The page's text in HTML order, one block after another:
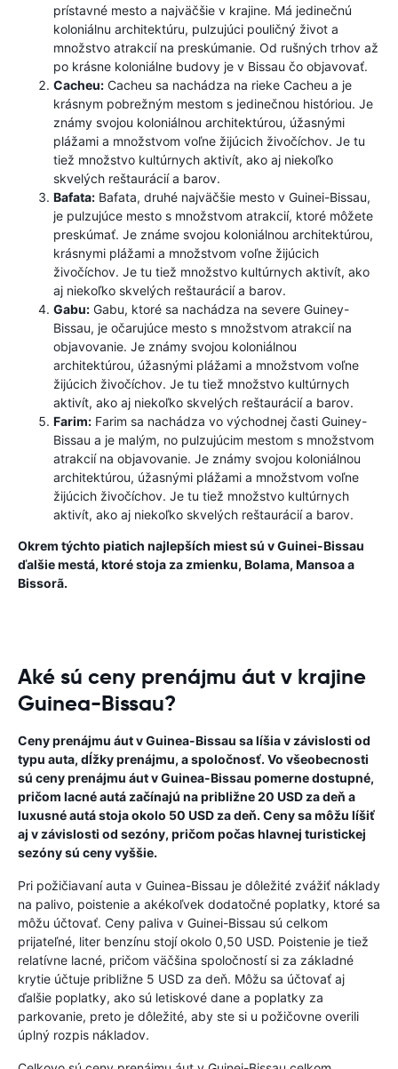
prístavné mesto a najväčšie v krajine. Má jedinečnú
koloniálnu architektúru, pulzujúci pouličný život a
množstvo atrakcií na preskúmanie. Od rušných trhov až
po krásne koloniálne budovy je v Bissau čo objavovať.
Cacheu: Cacheu sa nachádza na rieke Cacheu a je
krásnym pobrežným mestom s jedinečnou históriou. Je
známy svojou koloniálnou architektúrou, úžasnými
plážami a množstvom voľne žijúcich živočíchov. Je tu
tiež množstvo kultúrnych aktivít, ako aj niekoľko
skvelých reštaurácií a barov.
Bafata: Bafata, druhé najväčšie mesto v Guinei-Bissau,
je pulzujúce mesto s množstvom atrakcií, ktoré môžete
preskúmať. Je známe svojou koloniálnou architektúrou,
krásnymi plážami a množstvom voľne žijúcich
živočíchov. Je tu tiež množstvo kultúrnych aktivít, ako
aj niekoľko skvelých reštaurácií a barov.
Gabu: Gabu, ktoré sa nachádza na severe Guiney-
Bissau, je očarujúce mesto s množstvom atrakcií na
objavovanie. Je známy svojou koloniálnou
architektúrou, úžasnými plážami a množstvom voľne
žijúcich živočíchov. Je tu tiež množstvo kultúrnych
aktivít, ako aj niekoľko skvelých reštaurácií a barov.
Farim: Farim sa nachádza vo východnej časti Guiney-
Bissau a je malým, no pulzujúcim mestom s množstvom
atrakcií na objavovanie. Je známy svojou koloniálnou
architektúrou, úžasnými plážami a množstvom voľne
žijúcich živočíchov. Je tu tiež množstvo kultúrnych
aktivít, ako aj niekoľko skvelých reštaurácií a barov.
Okrem týchto piatich najlepších miest sú v Guinei-Bissau
ďalšie mestá, ktoré stoja za zmienku, Bolama, Mansoa a
Bissorã.
Aké sú ceny prenájmu áut v krajine
Guinea-Bissau?
Ceny prenájmu áut v Guinea-Bissau sa líšia v závislosti od
typu auta, dĺžky prenájmu, a spoločnosť. Vo všeobecnosti
sú ceny prenájmu áut v Guinea-Bissau pomerne dostupné,
pričom lacné autá začínajú na približne 20 USD za deň a
luxusné autá stoja okolo 50 USD za deň. Ceny sa môžu líšiť
aj v závislosti od sezóny, pričom počas hlavnej turistickej
sezóny sú ceny vyššie.
Pri požičiavaní auta v Guinea-Bissau je dôležité zvážiť náklady
na palivo, poistenie a akékoľvek dodatočné poplatky, ktoré sa
môžu účtovať. Ceny paliva v Guinei-Bissau sú celkom
prijateľné, liter benzínu stojí okolo 0,50 USD. Poistenie je tiež
relatívne lacné, pričom väčšina spoločností si za základné
krytie účtuje približne 5 USD za deň. Môžu sa účtovať aj
ďalšie poplatky, ako sú letiskové dane a poplatky za
parkovanie, preto je dôležité, aby ste si u požičovne overili
úplný rozpis nákladov.